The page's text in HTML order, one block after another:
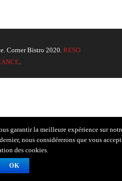
Corner Bistro 2020. RESO
.
garantir la meilleure expérience sur
nous considérerons que vous
des cookies.
OK